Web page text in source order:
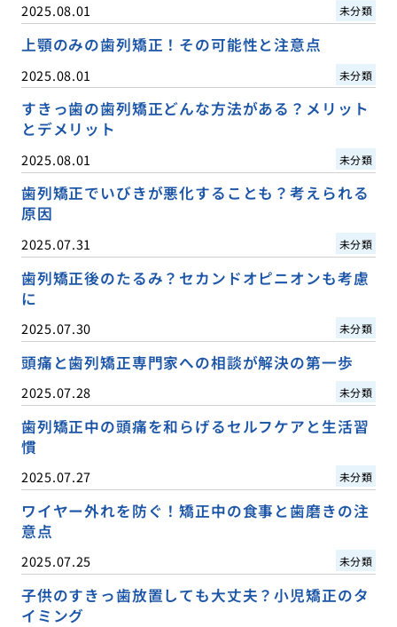
2025.08.01 未分類
上顎のみの歯列矯正！その可能性と注意点
2025.08.01 未分類
すきっ歯の歯列矯正どんな方法がある？メリット
とデメリット
2025.08.01 未分類
歯列矯正でいびきが悪化することも？考えられる
原因
2025.07.31 未分類
歯列矯正後のたるみ？セカンドオピニオンも考慮
に
2025.07.30 未分類
頭痛と歯列矯正専門家への相談が解決の第一歩
2025.07.28 未分類
歯列矯正中の頭痛を和らげるセルフケアと生活習
慣
2025.07.27 未分類
ワイヤー外れを防ぐ！矯正中の食事と歯磨きの注
意点
2025.07.25 未分類
子供のすきっ歯放置しても大丈夫？小児矯正のタ
イミング